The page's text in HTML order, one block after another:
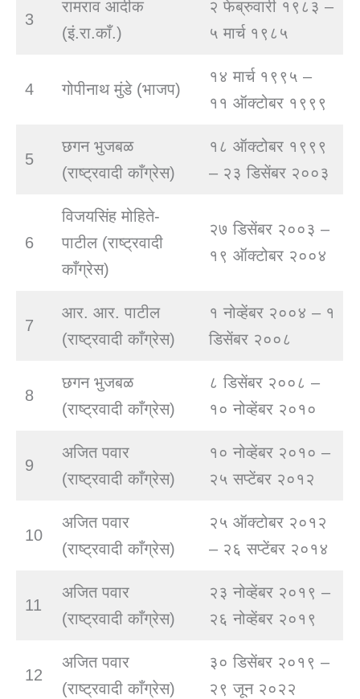
3
रामराव आदीक
(इं.रा.काँ.)
२ फेब्रुवारी १९८३ –
५ मार्च १९८५
4 गोपीनाथ मुंडे (भाजप)
१४ मार्च १९९५ –
११ ऑक्टोबर १९९९
5
छगन भुजबळ
(राष्ट्रवादी काँग्रेस)
१८ ऑक्टोबर १९९९
– २३ डिसेंबर २००३
6
विजयसिंह मोहिते-
पाटील (राष्ट्रवादी
काँग्रेस)
२७ डिसेंबर २००३ –
१९ ऑक्टोबर २००४
7
आर. आर. पाटील
(राष्ट्रवादी काँग्रेस)
१ नोव्हेंबर २००४ – १
डिसेंबर २००८
8
छगन भुजबळ
(राष्ट्रवादी काँग्रेस)
८ डिसेंबर २००८ –
१० नोव्हेंबर २०१०
9
अजित पवार
(राष्ट्रवादी काँग्रेस)
१० नोव्हेंबर २०१० –
२५ सप्टेंबर २०१२
10
अजित पवार
(राष्ट्रवादी काँग्रेस)
२५ ऑक्टोबर २०१२
– २६ सप्टेंबर २०१४
11
अजित पवार
(राष्ट्रवादी काँग्रेस)
२३ नोव्हेंबर २०१९ –
२६ नोव्हेंबर २०१९
12
अजित पवार
(राष्ट्रवादी काँग्रेस)
३० डिसेंबर २०१९ –
२९ जून २०२२